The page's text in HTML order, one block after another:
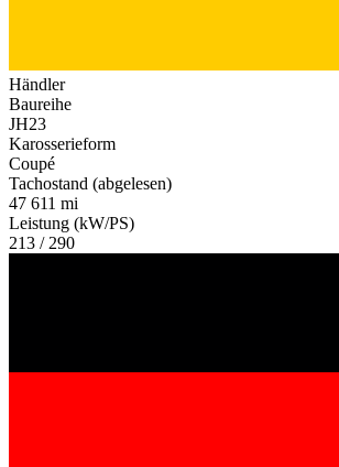
Händler
Baureihe
JH23
Karosserieform
Coupé
Tachostand (abgelesen)
47 611 mi
Leistung (kW/PS)
213 / 290